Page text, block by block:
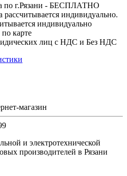
по г.Рязани - БЕСПЛАТНО
рассчитывается индивидуально.
индивидуально
карте
лиц с НДС и Без НДС
магазин
и электротехнической
производителей в Рязани